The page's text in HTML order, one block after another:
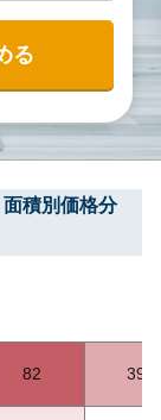
る
積別価格分
82 39